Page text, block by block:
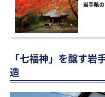
岩手県
「七福神」を醸す岩
造